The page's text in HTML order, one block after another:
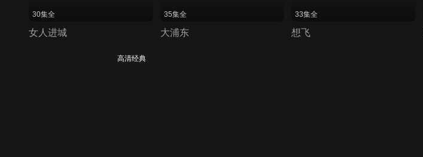
30集全
女人进城
35集全
大浦东
33集全
想飞
高清经典